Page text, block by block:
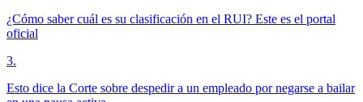
¿Cómo saber cuál es su clasificación en el RUI? Este es el portal
oficial
3.
Esto dice la Corte sobre despedir a un empleado por negarse a bailar